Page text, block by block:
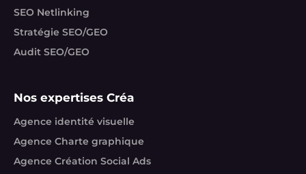
SEO Netlinking
Stratégie SEO/GEO
Audit SEO/GEO
Nos expertises Créa
Agence identité visuelle
Agence Charte graphique
Agence Création Social Ads